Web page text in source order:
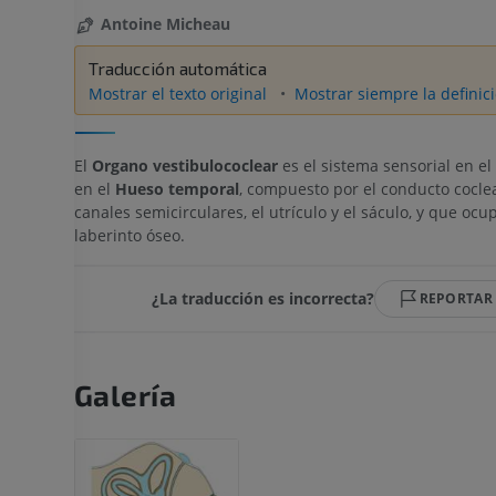
Antoine Micheau
Traducción automática
Mostrar el texto original
Mostrar siempre la
El Organo vestibulococleares el sistema sensorial en
en el Hueso temporal, compuesto por el conducto
canales semicirculares, el utrículo y el sáculo, y que
laberinto óseo.
¿La traducción es incorrecta? REPORTAR
Galería